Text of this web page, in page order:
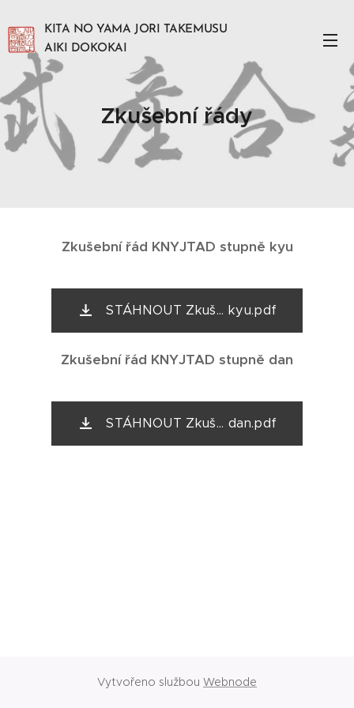
KITA NO YAMA JORI TAKEMUSU
AIKI DOKOKAI
Zkušební řády
Zkušební řád KNYJTAD stupně kyu
STÁHNOUT Zkuš... kyu.pdf
Zkušební řád KNYJTAD stupně dan
STÁHNOUT Zkuš... dan.pdf
Vytvořeno službou Webnode